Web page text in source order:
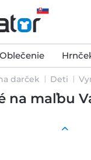
Oblečenie
darček Deti
na maľbu